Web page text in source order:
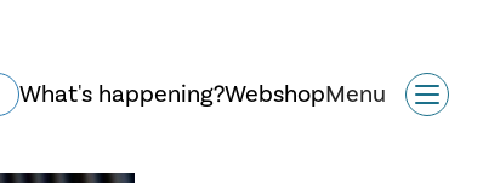
What's happening?WebshopMenu